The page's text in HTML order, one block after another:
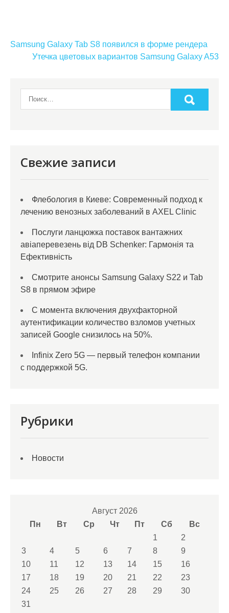
Навигация
Samsung Galaxy Tab S8 появился в форме рендера
Утечка цветовых вариантов Samsung Galaxy A53
Свежие записи
Флебология в Киеве: Современный подход к
лечению венозных заболеваний в AXEL Clinic
Послуги ланцюжка поставок вантажних
авіаперевезень від DB Schenker: Гармонія та
Ефективність
Смотрите анонсы Samsung Galaxy S22 и Tab
S8 в прямом эфире
С момента включения двухфакторной
аутентификации количество взломов учетных
записей Google снизилось на 50%.
Infinix Zero 5G — первый телефон компании
с поддержкой 5G.
Рубрики
Новости
Август 2026
Пн
Вт Ср Чт Пт Сб
Вс
1
2
3
4 5 6 7 8
9
10
11 12 13 14 15
16
17
18 19 20 21 22
23
24
25 26 27 28 29
30
31